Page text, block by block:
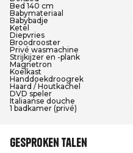
Bed 140 cm
Babymateriaal
Babybadje
Ketel
Diepvries
Broodrooster
Privé wasmachine
Strijkijzer en -plank
Magnetron
Koelkast
Handdoekdroogrek
Haard / Houtkachel
DVD speler
Italiaanse douche
1 badkamer (privé)
Gesproken talen